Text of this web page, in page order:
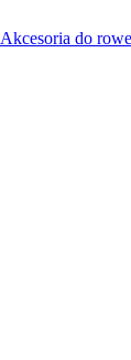
Akcesoria do